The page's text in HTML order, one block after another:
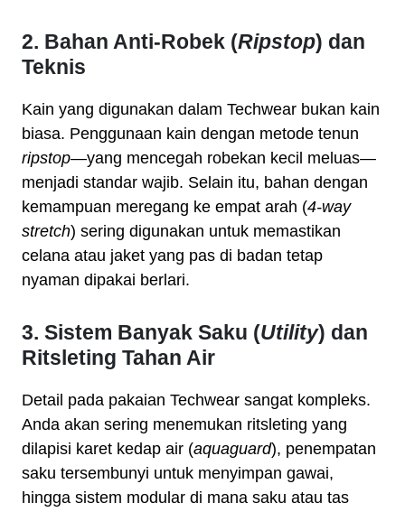
2. Bahan Anti-Robek (Ripstop) dan
Teknis
Kain yang digunakan dalam Techwear bukan kain
biasa. Penggunaan kain dengan metode tenun
ripstop—yang mencegah robekan kecil meluas—
menjadi standar wajib. Selain itu, bahan dengan
kemampuan meregang ke empat arah (4-way
stretch) sering digunakan untuk memastikan
celana atau jaket yang pas di badan tetap
nyaman dipakai berlari.
3. Sistem Banyak Saku (Utility) dan
Ritsleting Tahan Air
Detail pada pakaian Techwear sangat kompleks.
Anda akan sering menemukan ritsleting yang
dilapisi karet kedap air (aquaguard), penempatan
saku tersembunyi untuk menyimpan gawai,
hingga sistem modular di mana saku atau tas